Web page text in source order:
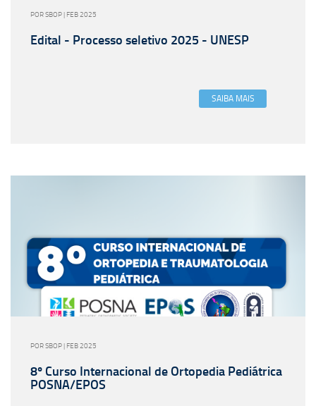
POR SBOP | FEB 2025
Edital - Processo seletivo 2025 - UNESP
SAIBA MAIS
POR SBOP | FEB 2025
8º Curso Internacional de Ortopedia Pediátrica
POSNA/EPOS